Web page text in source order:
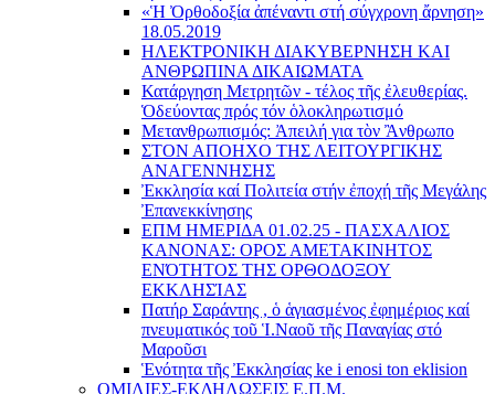
«Ἡ Ὀρθοδοξία ἀπέναντι στή σύγχρονη ἄρνηση»
18.05.2019
ΗΛΕΚΤΡΟΝΙΚΗ ΔΙΑΚΥΒΕΡΝΗΣΗ ΚΑΙ
ΑΝΘΡΩΠΙΝΑ ΔΙΚΑΙΩΜΑΤΑ
Κατάργηση Μετρητῶν - τέλος τῆς ἐλευθερίας.
Ὁδεύοντας πρός τόν ὁλοκληρωτισμό
Μετανθρωπισμός: Ἀπειλή για τὸν Ἂνθρωπο
ΣΤΟΝ ΑΠΟΗΧΟ ΤΗΣ ΛΕΙΤΟΥΡΓΙΚΗΣ
ΑΝΑΓΕΝΝΗΣΗΣ
Ἐκκλησία καί Πολιτεία στήν ἐποχή τῆς Μεγάλης
Ἐπανεκκίνησης
ΕΠΜ ΗΜΕΡΙΔΑ 01.02.25 - ΠΑΣΧΑΛΙΟΣ
ΚΑΝΟΝΑΣ: ΟΡΟΣ ΑΜΕΤΑΚΙΝΗΤΟΣ
ΕΝΌΤΗΤΟΣ ΤΗΣ ΟΡΘΟΔΟΞΟΥ
ΕΚΚΛΗΣΊΑΣ
Πατήρ Σαράντης , ὁ ἁγιασμένος ἐφημέριος καί
πνευματικός τοῦ Ἱ.Ναοῦ τῆς Παναγίας στό
Μαροῦσι
Ἑνότητα τῆς Ἐκκλησίας ke i enosi ton eklision
ΟΜΙΛΙΕΣ-ΕΚΔΗΛΩΣΕΙΣ Ε.Π.Μ.